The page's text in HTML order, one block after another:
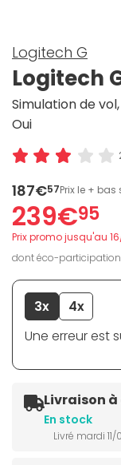
Logitech G
Logitech
Simulation de vol,
Oui
187€57Prix le + bas
239€95
Prix promo jusqu'au
dont éco-
3x
4x
Une erreur est
Livraison
En stock
Livré mardi 11/